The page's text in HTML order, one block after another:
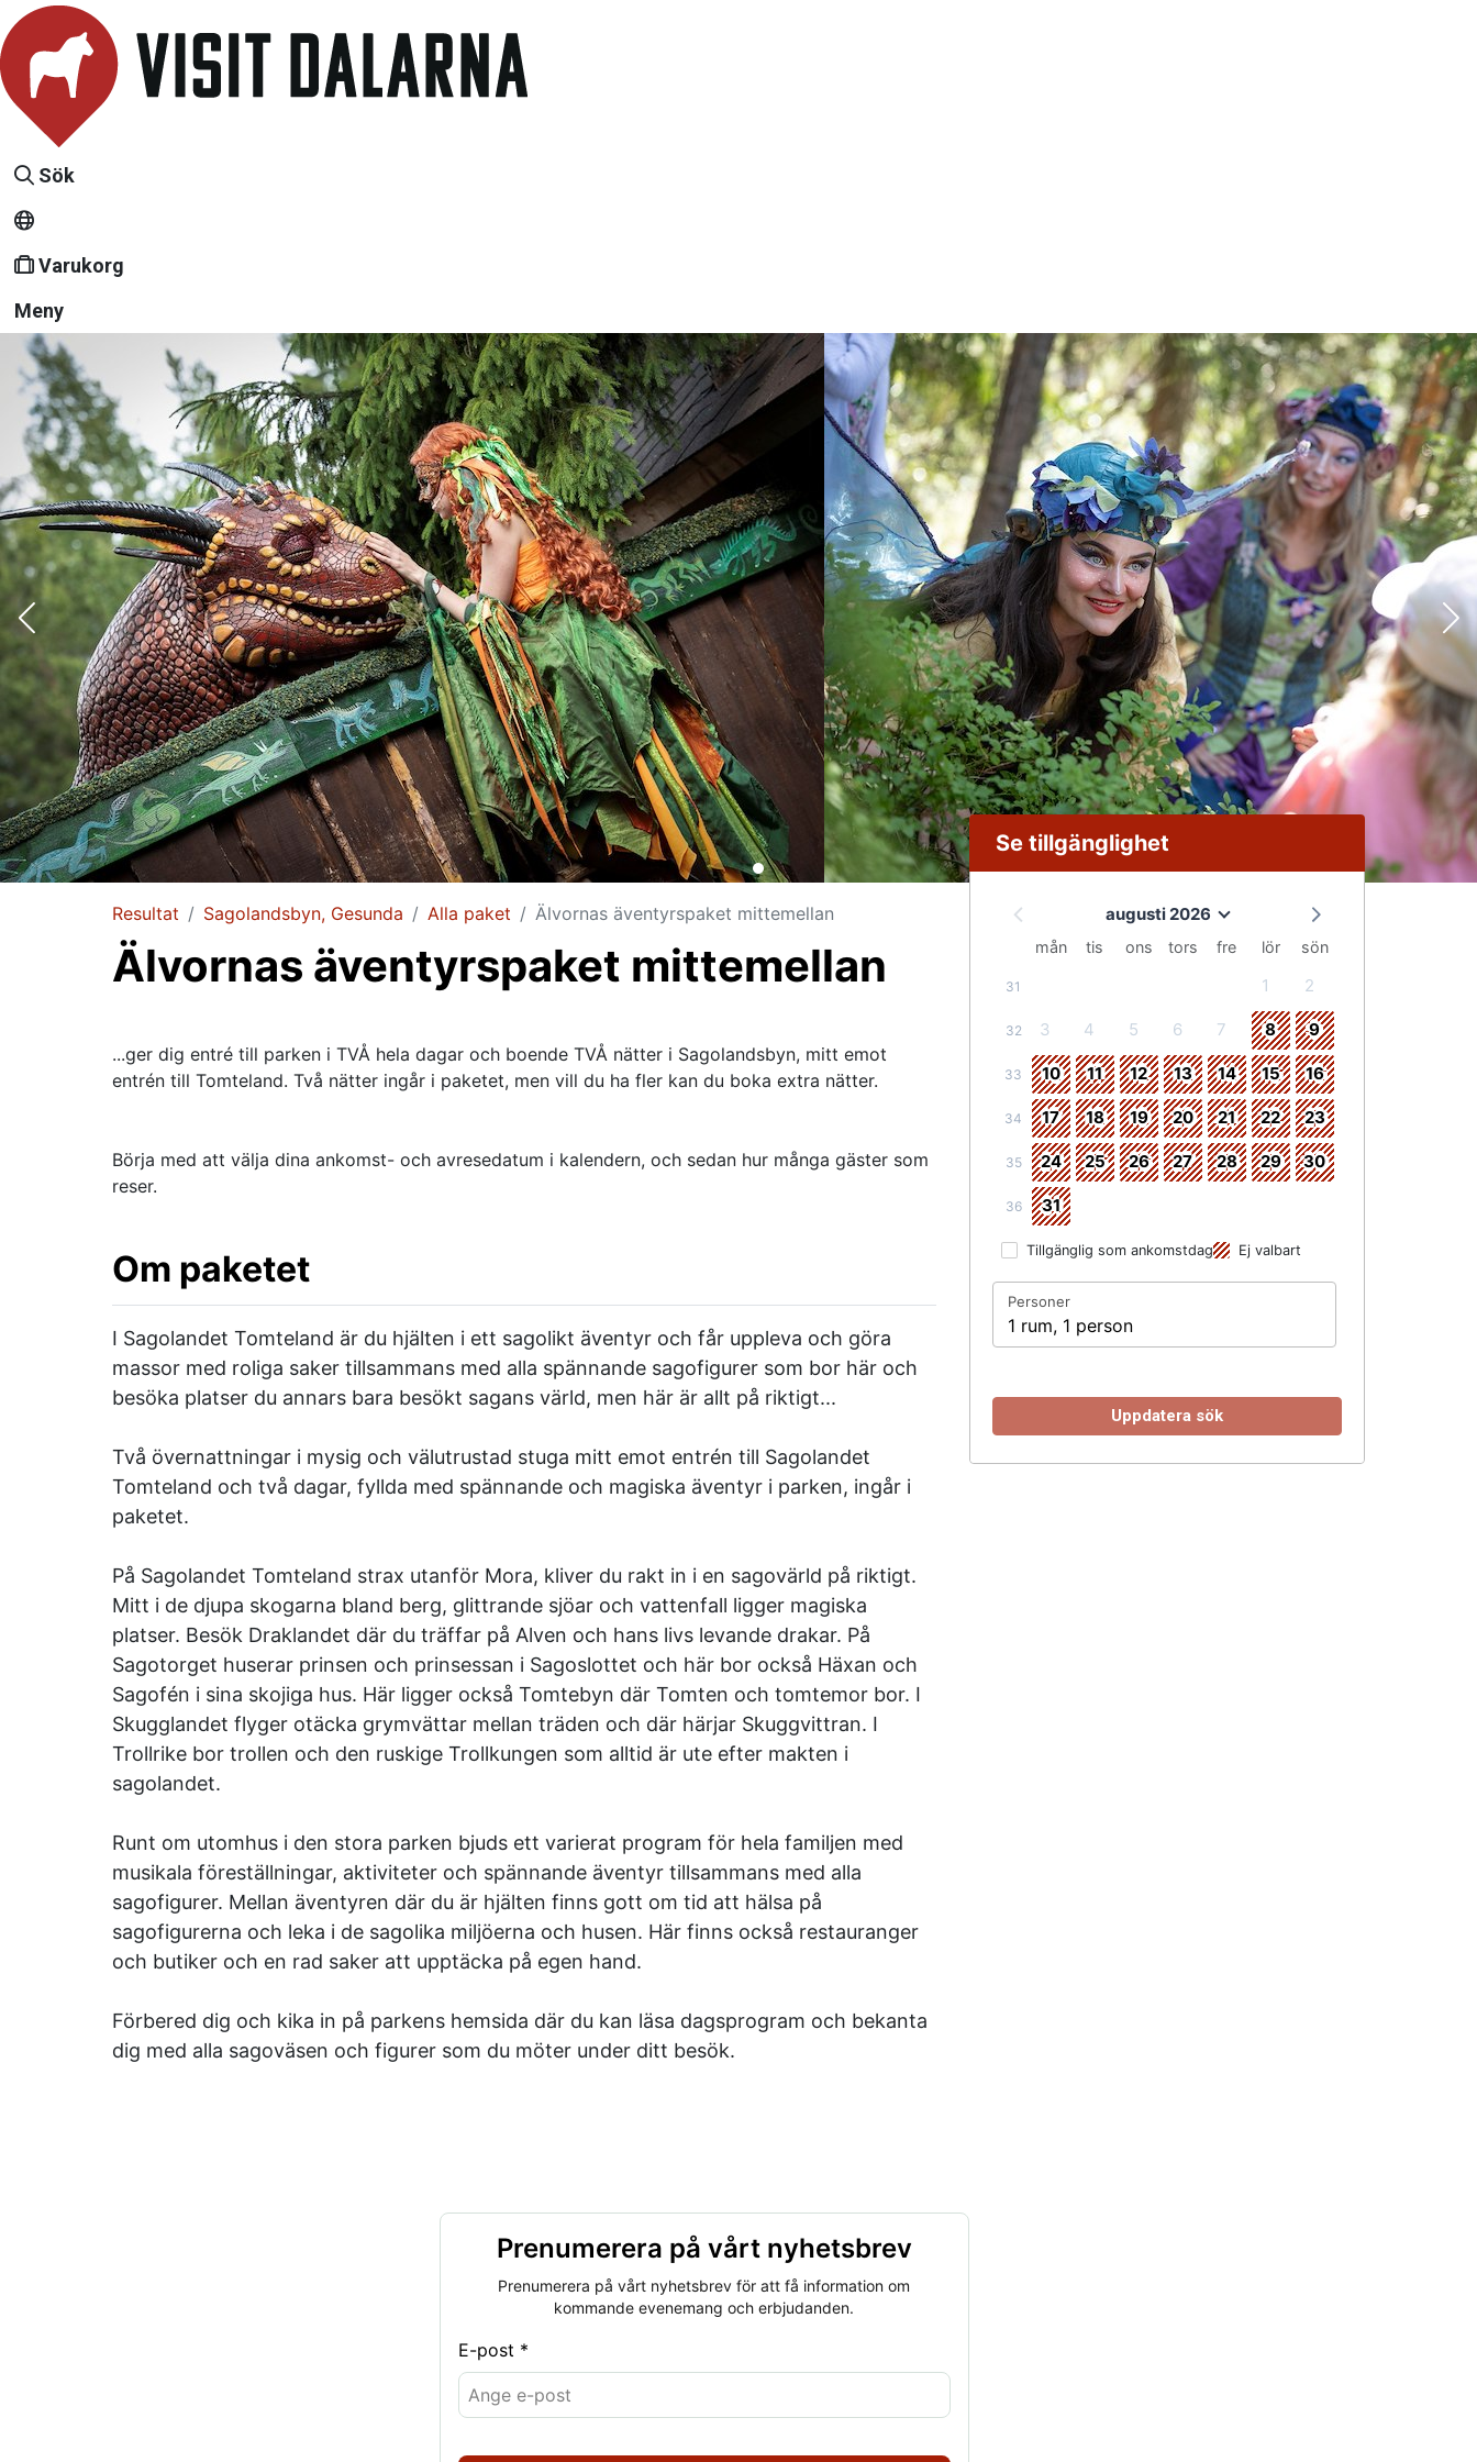
Sök
Varukorg
Meny
Resultat Sagolandsbyn, Gesunda Alla paket Älvornas äventyrspaket mittemellan
Älvornas äventyrspaket mittemellan
...ger dig entré till parken i TVÅ hela dagar och boende TVÅ nätter i Sagolandsbyn, mitt emot
entrén till Tomteland. Två nätter ingår i paketet, men vill du ha fler kan du boka extra nätter.
Börja med att välja dina ankomst- och avresedatum i kalendern, och sedan hur många gäster som
reser.
Om paketet
I Sagolandet Tomteland är du hjälten i ett sagolikt äventyr och får uppleva och göra
massor med roliga saker tillsammans med alla spännande sagofigurer som bor här och
besöka platser du annars bara besökt sagans värld, men här är allt på riktigt...
Två övernattningar i mysig och välutrustad stuga mitt emot entrén till Sagolandet
Tomteland och två dagar, fyllda med spännande och magiska äventyr i parken, ingår i
paketet.
På Sagolandet Tomteland strax utanför Mora, kliver du rakt in i en sagovärld på riktigt.
Mitt i de djupa skogarna bland berg, glittrande sjöar och vattenfall ligger magiska
platser. Besök Draklandet där du träffar på Alven och hans livs levande drakar. På
Sagotorget huserar prinsen och prinsessan i Sagoslottet och här bor också Häxan och
Sagofén i sina skojiga hus. Här ligger också Tomtebyn där Tomten och tomtemor bor. I
Skugglandet flyger otäcka grymvättar mellan träden och där härjar Skuggvittran. I
Trollrike bor trollen och den ruskige Trollkungen som alltid är ute efter makten i
sagolandet.
Runt om utomhus i den stora parken bjuds ett varierat program för hela familjen med
musikala föreställningar, aktiviteter och spännande äventyr tillsammans med alla
sagofigurer. Mellan äventyren där du är hjälten finns gott om tid att hälsa på
sagofigurerna och leka i de sagolika miljöerna och husen. Här finns också restauranger
och butiker och en rad saker att upptäcka på egen hand.
Förbered dig och kika in på parkens hemsida där du kan läsa dagsprogram och bekanta
dig med alla sagoväsen och figurer som du möter under ditt besök.
Se tillgänglighet
augusti 2026
mån tis ons tors fre lör sön
31 1 2
32 3 4 5 6 7 8 9
33 10 11 12 13 14 15 16
34 17 18 19 20 21 22 23
35 24 25 26 27 28 29 30
36 31
Tillgänglig som ankomstdag Ej valbart
Personer
1 rum, 1 person
Uppdatera sök
Prenumerera på vårt nyhetsbrev
Prenumerera på vårt nyhetsbrev för att få information om
kommande evenemang och erbjudanden.
E-post *